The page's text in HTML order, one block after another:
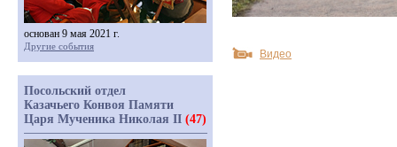
Видео
основан 9 мая 2021 г.
Другие события
Посольский отдел
Казачьего Конвоя Памяти
Царя Мученика Николая II (47)